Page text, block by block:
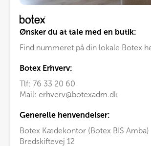
Ønsker du at tale med en butik:
Find nummeret på din lokale Botex
Botex Erhverv:
Tlf: 76 33 20 60
Mail: erhverv@botexadm.dk
Generelle henvendelser:
Botex Kædekontor (Botex BIS Amba)
Bredskiftevej 12